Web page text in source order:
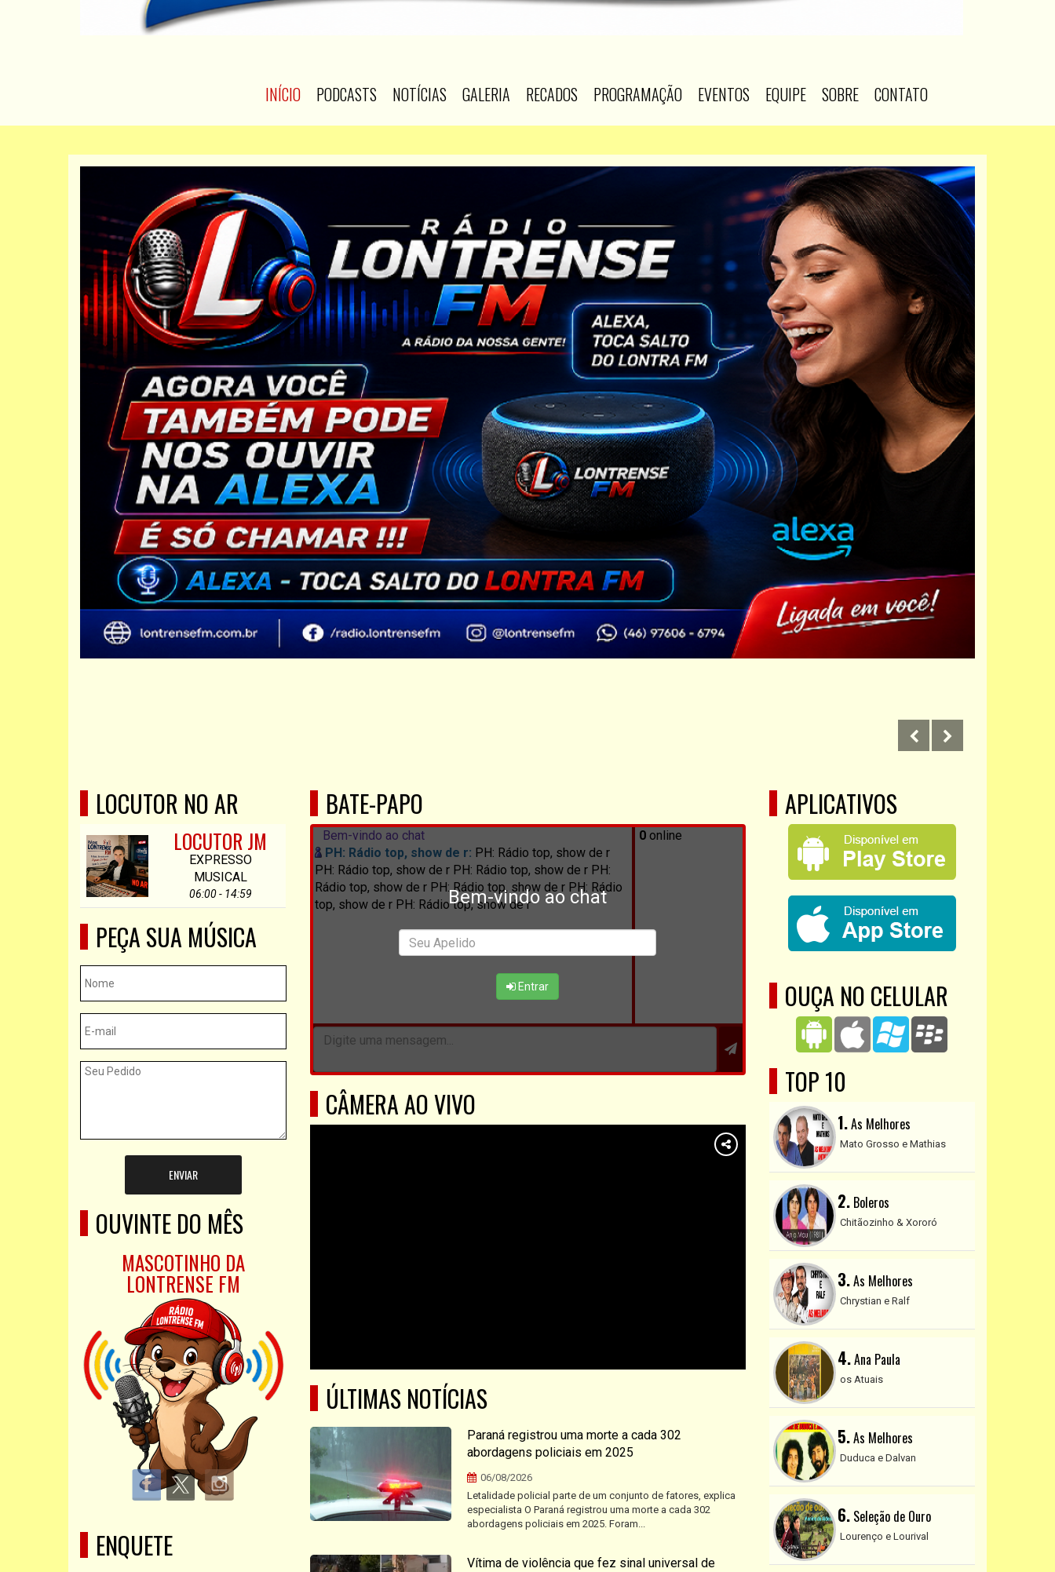
INÍCIO PODCASTS NOTÍCIAS GALERIA RECADOS PROGRAMAÇÃO EVENTOS EQUIPE SOBRE CONTATO
LOCUTOR NO AR
LOCUTOR JM
EXPRESSO
MUSICAL
06:00 - 14:59
PEÇA SUA MÚSICA
ENVIAR
OUVINTE DO MÊS
MASCOTINHO DA
LONTRENSE FM
ENQUETE
BATE-PAPO
Bem-vindo ao chat
Entrar
Bem-vindo ao chat
PH: Rádio top, show de r: PH: Rádio top, show de r
PH: Rádio top, show de r PH: Rádio top, show de r PH:
Rádio top, show de r PH: Rádio top, show de r PH: Rádio
top, show de r PH: Rádio top, show de r
0online
CÂMERA AO VIVO
ÚLTIMAS NOTÍCIAS
Paraná registrou uma morte a cada 302
abordagens policiais em 2025
06/08/2026
Letalidade policial parte de um conjunto de fatores, explica
especialista O Paraná registrou uma morte a cada 302
abordagens policiais em 2025. Foram...
Vítima de violência que fez sinal universal de
APLICATIVOS
OUÇA NO CELULAR
TOP 10
1.As Melhores
Mato Grosso e Mathias
2.Boleros
Chitãozinho & Xororó
3.As Melhores
Chrystian e Ralf
4.Ana Paula
os Atuais
5.As Melhores
Duduca e Dalvan
6.Seleção de Ouro
Lourenço e Lourival